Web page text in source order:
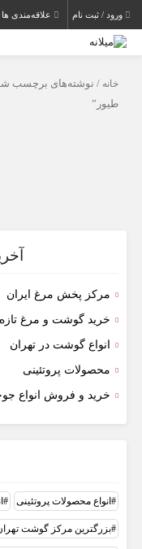
ورود / ثبت نام علاقه‌مندی ها
خانه / نوشته‌های برچسب
طیور”
مرکز پخش مرغ ایران
خرید گوشت و مرغ تازه
انواع گوشت در تهران
محصولات پروتئینی
خرید و فروش انواع
انواع محصولات پروتئینی
بزرگترین مرکز گوشت